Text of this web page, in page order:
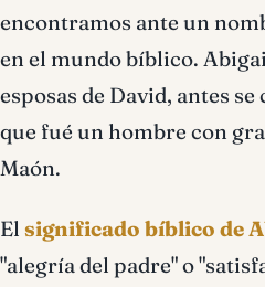
encontramos ante un
en el mundo bíblico.
esposas de David, antes se
que fué un hombre con
Maón.
El significado bíblico de
"alegría del padre" o